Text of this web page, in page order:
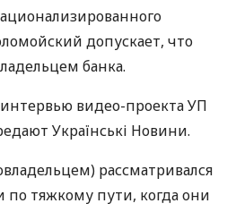
допускает, что
банка.
видео-проекта УП
Українські Новини.
рассматривался
по тяжкому пути, когда они